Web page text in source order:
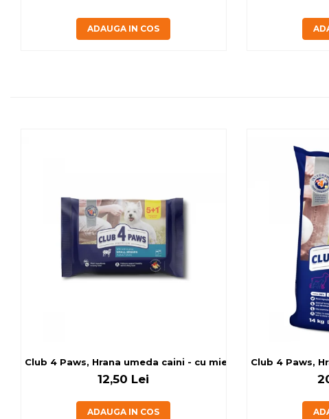
ADAUGA IN COS
Club 4 Paws, Hrana umeda caini - cu miel, set 5+1, 6x80 g
12,50 Lei
ADAUGA IN COS
Club 4 Paws,